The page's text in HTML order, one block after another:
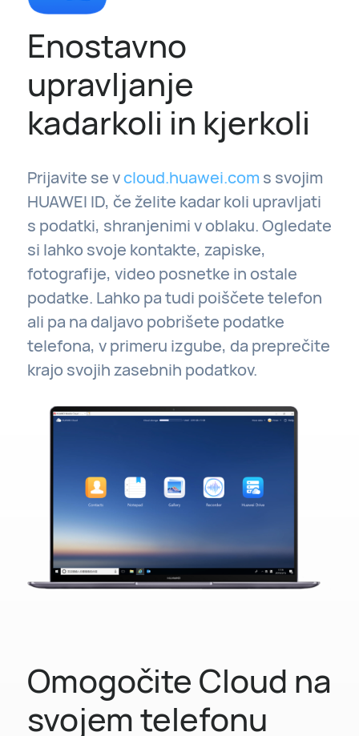
Enostavno
upravljanje
kadarkoli in kjerkoli
Prijavite se vcloud.huawei.com s svojim
HUAWEI ID, če želite kadar koli upravljati
s podatki, shranjenimi v oblaku. Ogledate
si lahko svoje kontakte, zapiske,
fotografije, video posnetke in ostale
podatke. Lahko pa tudi poiščete telefon
ali pa na daljavo pobrišete podatke
telefona, v primeru izgube, da preprečite
krajo svojih zasebnih podatkov.
Omogočite Cloud na
svojem telefonu